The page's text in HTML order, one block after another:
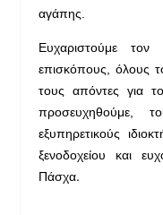
αγάπης.
Ευχαριστούμε
επισκόπους, όλους
τους απόντες για
προσευχηθούμε,
εξυπηρετικούς
ξενοδοχείου και
Πάσχα.